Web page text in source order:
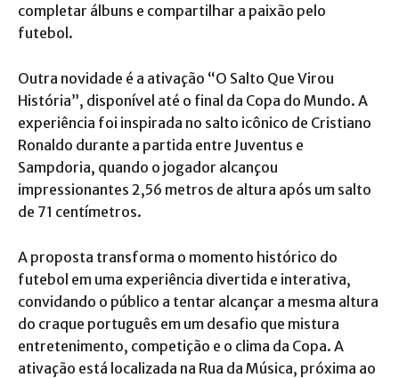
completar álbuns e compartilhar a paixão pelo
futebol.
Outra novidade é a ativação “O Salto Que Virou
História”, disponível até o final da Copa do Mundo. A
experiência foi inspirada no salto icônico de Cristiano
Ronaldo durante a partida entre Juventus e
Sampdoria, quando o jogador alcançou
impressionantes 2,56 metros de altura após um salto
de 71 centímetros.
A proposta transforma o momento histórico do
futebol em uma experiência divertida e interativa,
convidando o público a tentar alcançar a mesma altura
do craque português em um desafio que mistura
entretenimento, competição e o clima da Copa. A
ativação está localizada na Rua da Música, próxima ao